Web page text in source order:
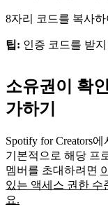
8자리 코드를 복사
팁: 인증 코드를 받
소유권이 확
가하기
Spotify for Creators
기본적으로 해당 프
멤버를 초대하려면
있는 액세스 권한 수
요.